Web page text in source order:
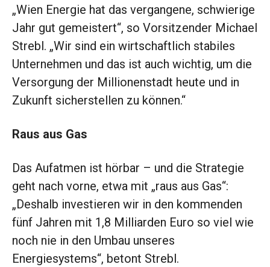
„Wien Energie hat das vergangene, schwierige
Jahr gut gemeistert“, so Vorsitzender Michael
Strebl. „Wir sind ein wirtschaftlich stabiles
Unternehmen und das ist auch wichtig, um die
Versorgung der Millionenstadt heute und in
Zukunft sicherstellen zu können.“
Raus aus Gas
Das Aufatmen ist hörbar – und die Strategie
geht nach vorne, etwa mit „raus aus Gas“:
„Deshalb in­vestieren wir in den kommenden
fünf Jahren mit 1,8 Milliarden Euro so viel wie
noch nie in den Umbau unseres
Energiesystems“, betont Strebl.